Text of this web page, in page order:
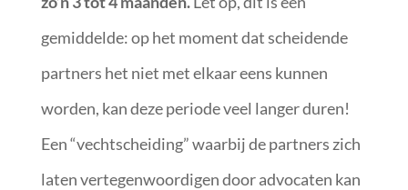
gemiddelde: op het moment dat scheidende
partners het niet met elkaar eens kunnen
worden, kan deze periode veel langer duren!
Een “vechtscheiding” waarbij de partners zich
laten vertegenwoordigen door advocaten kan